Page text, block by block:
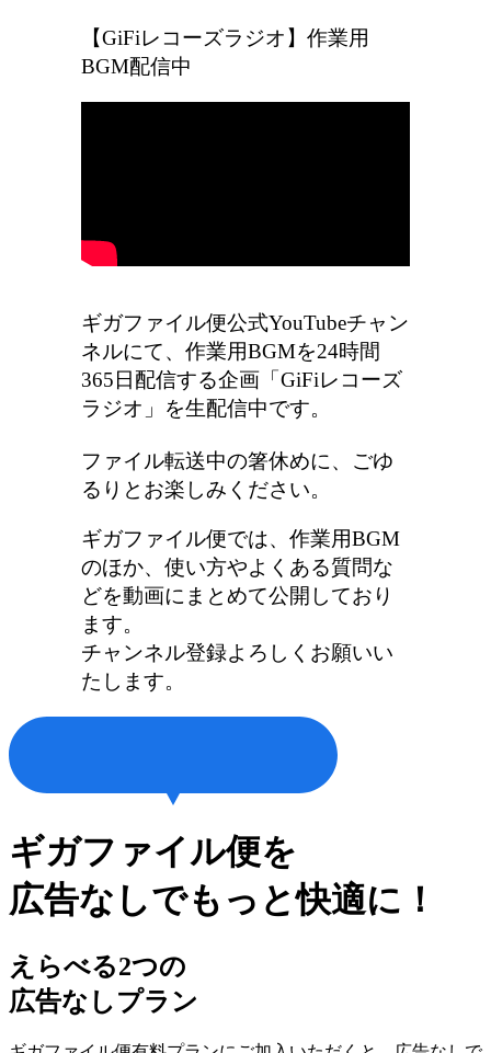
【GiFiレコーズラジオ】作業用
BGM配信中
ギガファイル便公式YouTubeチャン
ネルにて、作業用BGMを24時間
365日配信する企画「GiFiレコーズ
ラジオ」を生配信中です。
ファイル転送中の箸休めに、ごゆ
るりとお楽しみください。
ギガファイル便では、作業用BGM
のほか、使い方やよくある質問な
どを動画にまとめて公開しており
ます。
チャンネル登録よろしくお願いい
たします。
ギガファイル便を
広告なしでもっと快適に！
えらべる2つの
広告なしプラン